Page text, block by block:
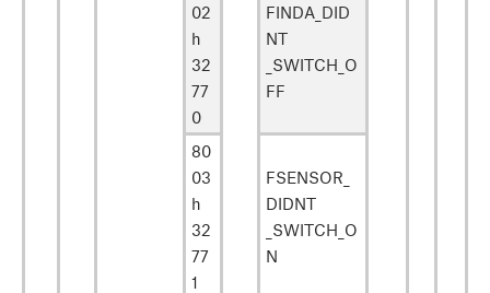
02
h
32
77
0
FINDA_DID
NT
_SWITCH_O
FF
80
03
h
32
77
1
FSENSOR_
DIDNT
_SWITCH_O
N